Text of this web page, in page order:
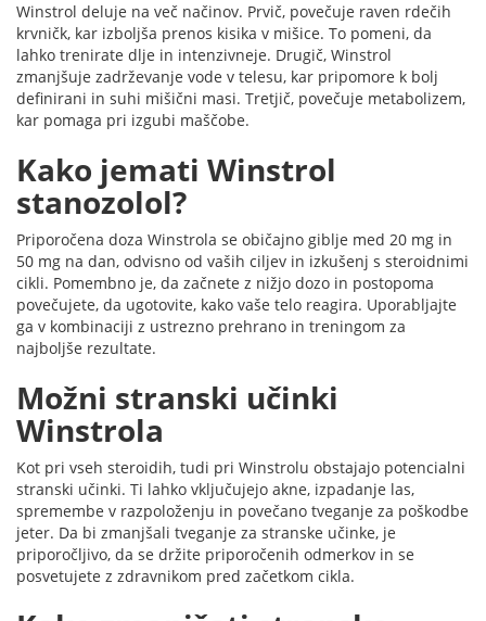
Winstrol deluje na več načinov. Prvič, povečuje raven rdečih
krvničk, kar izboljša prenos kisika v mišice. To pomeni, da
lahko trenirate dlje in intenzivneje. Drugič, Winstrol
zmanjšuje zadrževanje vode v telesu, kar pripomore k bolj
definirani in suhi mišični masi. Tretjič, povečuje metabolizem,
kar pomaga pri izgubi maščobe.
Kako jemati Winstrol
stanozolol?
Priporočena doza Winstrola se običajno giblje med 20 mg in
50 mg na dan, odvisno od vaših ciljev in izkušenj s steroidnimi
cikli. Pomembno je, da začnete z nižjo dozo in postopoma
povečujete, da ugotovite, kako vaše telo reagira. Uporabljajte
ga v kombinaciji z ustrezno prehrano in treningom za
najboljše rezultate.
Možni stranski učinki
Winstrola
Kot pri vseh steroidih, tudi pri Winstrolu obstajajo potencialni
stranski učinki. Ti lahko vključujejo akne, izpadanje las,
spremembe v razpoloženju in povečano tveganje za poškodbe
jeter. Da bi zmanjšali tveganje za stranske učinke, je
priporočljivo, da se držite priporočenih odmerkov in se
posvetujete z zdravnikom pred začetkom cikla.